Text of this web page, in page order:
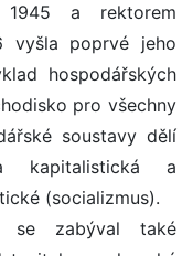
a rektorem
vyšla poprvé jeho
hospodářských
pro všechny
soustavy dělí
kapitalistická a
(socializmus).
se zabýval také